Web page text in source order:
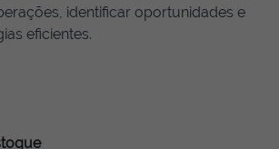
identificar oportunidades e
eficientes.